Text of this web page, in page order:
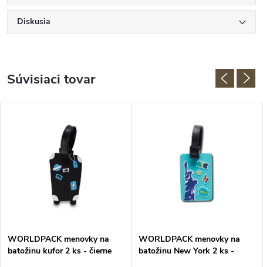
Diskusia
Súvisiaci tovar
WORLDPACK menovky na
batožinu kufor 2 ks - čierne
WORLDPACK menovky na
batožinu New York 2 ks -